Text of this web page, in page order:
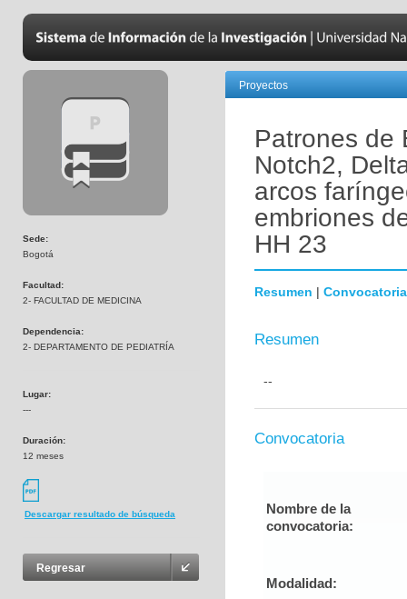
Sede:
Bogotá
Facultad:
2- FACULTAD DE MEDICINA
Dependencia:
2- DEPARTAMENTO DE PEDIATRÍA
Lugar:
---
Duración:
12 meses
Descargar resultado de búsqueda
Regresar
Proyectos
Patrones de
Notch2,
arcos
embriones
HH 23
Resumen | Convocatoria
Resumen
--
Convocatoria
Nombre de la
convocatoria:
Modalidad: